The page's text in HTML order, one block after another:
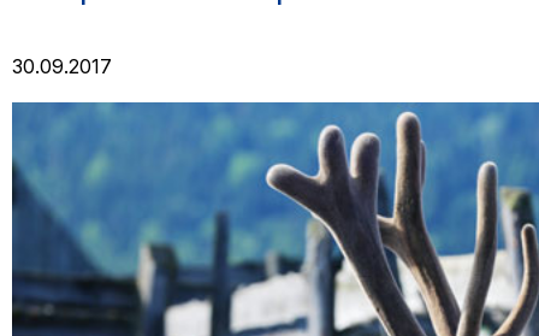
30.09.2017